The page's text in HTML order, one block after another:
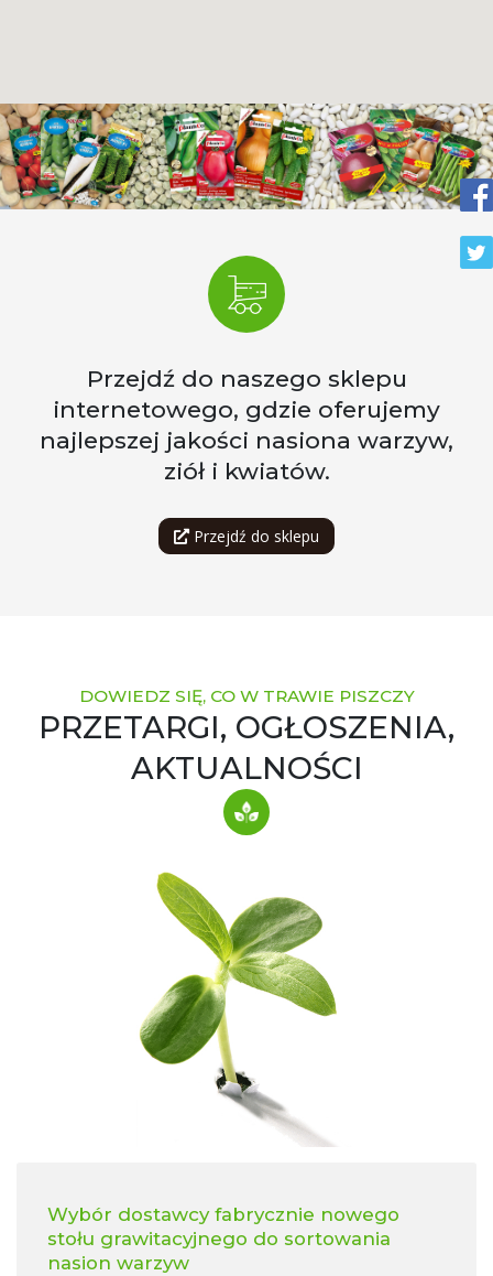
Przejdź do naszego sklepu
internetowego, gdzie oferujemy
najlepszej jakości nasiona warzyw,
ziół i kwiatów.
Przejdź do sklepu
DOWIEDZ SIĘ, CO W TRAWIE PISZCZY
PRZETARGI, OGŁOSZENIA,
AKTUALNOŚCI
Wybór dostawcy fabrycznie nowego
stołu grawitacyjnego do sortowania
nasion warzyw